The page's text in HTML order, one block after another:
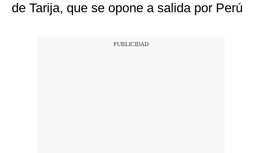
de Tarija, que se opone a salida por Perú